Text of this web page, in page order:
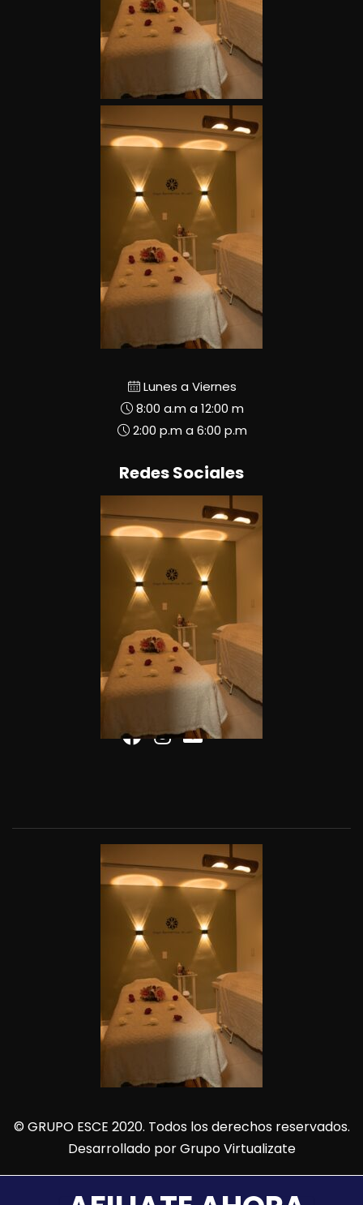
Lunes a Viernes
8:00 a.m a 12:00 m
2:00 p.m a 6:00 p.m
Redes Sociales
© GRUPO ESCE 2020. Todos los derechos reservados.
Desarrollado porGrupo Virtualizate